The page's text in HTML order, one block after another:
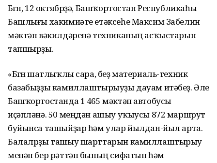
Бөгөн, 12 октябрҙә, Башҡортостан Республикаһы
Башлығы хакимиәте етәксеһе Максим Забелин
мәктәп вәкилдәренә техниканың асҡыстарын
тапшырҙы.
«Бөгөн шатлыҡлы сара, беҙ материаль-техник
базабыҙҙы камиллаштырыуҙы дауам итәбеҙ. Әле
Башҡортостанда 1 465 мәктәп автобусы
иҫәпләнә. 50 меңдән ашыу уҡыусы 872 маршрут
буйынса ташыйҙар һәм улар йылдан-йыл арта.
Балалрҙы ташыу шарттарын камиллаштырыу
менән бер рәттән бының сифатын һәм